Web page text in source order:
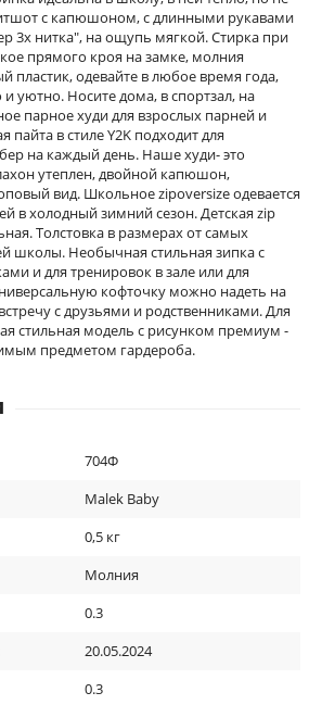
с капюшоном, с длинными рукавами
3х нитка", на ощупь мягкой. Стирка при
прямого кроя на замке, молния
пластик, одевайте в любое время года,
уютно. Носите дома, в спортзал, на
парное худи для взрослых парней и
в стиле Y2K подходит для
на каждый день. Наше худи- это
утеплен, двойной капюшон,
вид. Школьное zipoversize одeвается
в холодный зимний сезон. Детская zip
Толстовка в размерах от самых
школы. Необычная стильная зипка с
и для тренировок в зале или для
кофточку можно надеть на
с друзьями и родственниками. Для
стильная модель с рисунком премиум -
предметом гардероба.
704Ф
Malek Baby
0,5 кг
Молния
0.3
20.05.2024
0.3